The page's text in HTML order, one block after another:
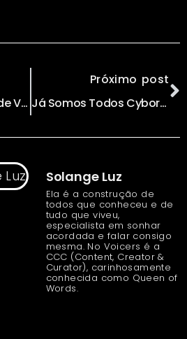
Escolas em Realidade Virtual Serão Criadas em Um Futuro Bem Próximo
Próximo post
Já Somos Todos Cyborgs
Solange Luz
Ela é a construção de
todos que conheceu e de
tudo que viveu,
especialista em sonhar
acordada e falar consigo
mesma. No Voicers é a
CCC (Content, Creator &
Curator), carinhosamente
conhecida como Queen of
Words.